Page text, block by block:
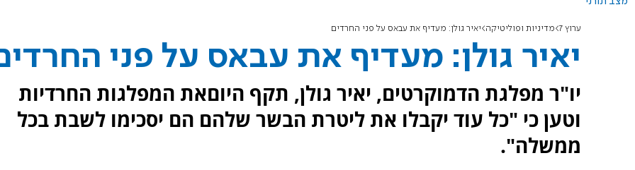
ערוץ 7 מדיניות ופוליטיקה יאיר גולן: מעדיף את עבאס על פני החרדים
יאיר גולן: מעדיף את עבאס על פני
יו"ר מפלגת הדמוקרטים, יאיר גולן, תקף היוםאת המפלגות החרדיות
וטען כי "כל עוד יקבלו את ליטרת הבשר שלהם הם יסכימו לשבת בכל
ממשלה".